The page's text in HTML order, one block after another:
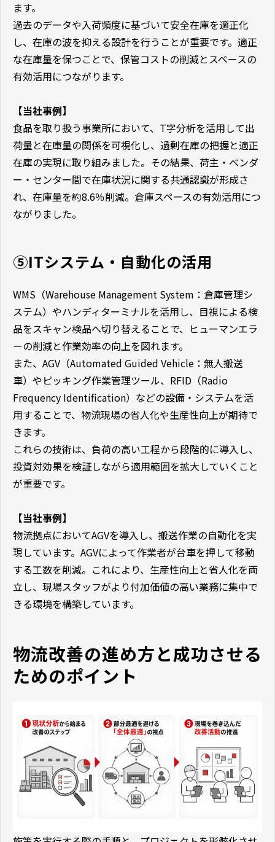
ます。
過去のデータや入荷頻度に基づいて安全在庫を適正化
し、在庫の波を抑える設計を行うことが重要です。適正
な在庫量を保つことで、保管コストの削減とスペースの
有効活用につながります。
【当社事例】
食品を取り扱う事業所において、T字分析を活用して出
荷量と在庫量の関係を可視化し、過剰在庫の把握と適正
在庫の実現に取り組みました。その結果、荷主・ベンダ
ー・センター間で在庫状況に関する共通認識が形成さ
れ、在庫量を約8.6％削減。倉庫スペースの有効活用につ
ながりました。
⑤ITシステム・自動化の活用
WMS（Warehouse Management System：倉庫管理シ
ステム）やハンディターミナルを活用し、目視による検
品をスキャン検品へ切り替えることで、ヒューマンエラ
ーの削減と作業効率の向上を図れます。
また、AGV（Automated Guided Vehicle：無人搬送
車）やピッキング作業管理ツール、RFID（Radio
Frequency Identification）などの設備・システムを活
用することで、物流現場の省人化や生産性向上が期待で
きます。
これらの技術は、負荷の高い工程から段階的に導入し、
投資対効果を検証しながら適用範囲を拡大していくこと
が重要です。
【当社事例】
物流拠点においてAGVを導入し、搬送作業の自動化を実
現しています。AGVによって作業者が台車を押して移動
する工数を削減。これにより、生産性向上と省人化を両
立し、現場スタッフがより付加価値の高い業務に集中で
きる環境を構築しています。
物流改善の進め方と成功させる
ためのポイント